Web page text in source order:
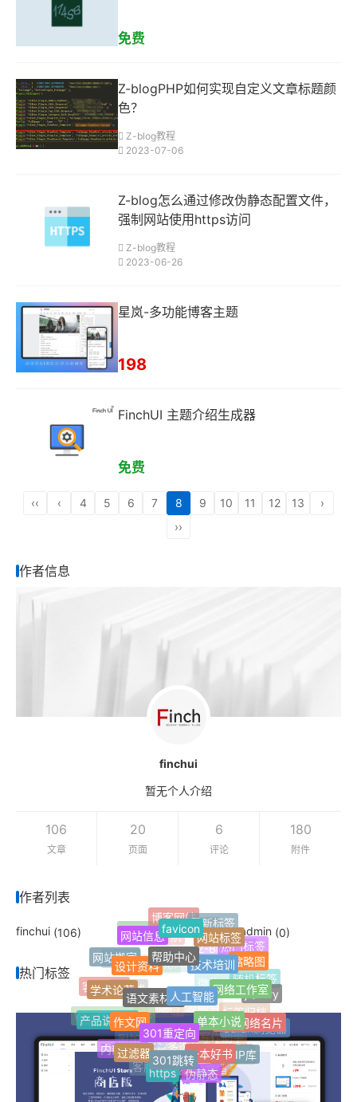
免费
Z-blogPHP如何实现自定义文章标题颜
色？
Z-blog教程
2023-07-06
Z-blog怎么通过修改伪静态配置文件，
强制网站使用https访问
Z-blog教程
2023-06-26
星岚-多功能博客主题
198
FinchUI 主题介绍生成器
免费
‹‹ ‹ 4 5 6 7 8 9 10 11 12 13
›
››
作者信息
finchui
暂无个人介绍
106
文章
20
页面
6
评论
180
附件
作者列表
finchui (106) finch_test_admin (0)
热门标签 Z-blogPHP
FinchUI
网址导航
单页网站
Z-Blog插件
微信公众号
开发服务
定制服务
响应式
自适应
Jquery
博客网站最新标签
热门标签
随机标签
标签归档
AI写作助手
文章多选分类
附加分类
WordPress插件
客服插件
网站搬家
网站信息
favicon
网站标签
缩略图
jQuery
Safari浏览器
开放文档
在线帮助文档
客服中心
内部文档
产品说明书
学术论著
设计资料
帮助中心
技术培训
网络工作室
个人网络名片
纯真IP库
伪静态
https
过滤器
作文网
语文素材网人工智能
单本小说
一本好书
301跳转
301重定向